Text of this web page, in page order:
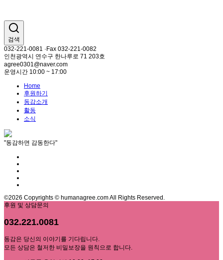
검색
032-221-0081 ·Fax 032-221-0082
인천광역시 연수구 한나루로 71 203호
agree0301@naver.com
운영시간 10:00 ~ 17:00
Home
후원하기
동감소개
활동
소식
"동감하면 감동한다"
©2026 Copyrights © humanagree.com All Rights Reserved.
후원 및 상담문의
032.221.0081
동감은 당신의 이야기를 기다립니다.
모든 상담은 철저한 비밀보장을 원칙으로 합니다.